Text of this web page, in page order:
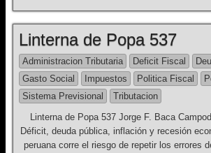
e
b
o
o
k
er
Linterna de Popa 537
Administracion Tributaria Deficit Fiscal
Gasto Social
Impuestos Politica Fiscal
Sistema Previsional
Tributacion
Linterna de Popa 537 Jorge F. Baca
Déficit, deuda pública, inflación y recesión
peruana corre el riesgo de repetir los errores